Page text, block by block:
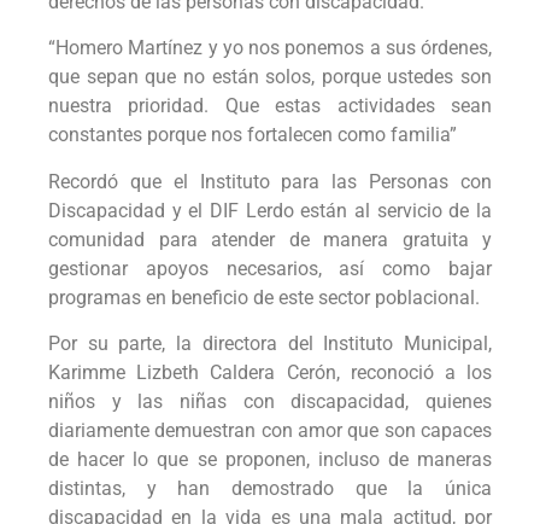
“Homero Martínez y yo nos ponemos a sus órdenes,
que sepan que no están solos, porque ustedes son
nuestra prioridad. Que estas actividades sean
constantes porque nos fortalecen como familia”
Recordó que el Instituto para las Personas con
Discapacidad y el DIF Lerdo están al servicio de la
comunidad para atender de manera gratuita y
gestionar apoyos necesarios, así como bajar
programas en beneficio de este sector poblacional.
Por su parte, la directora del Instituto Municipal,
Karimme Lizbeth Caldera Cerón, reconoció a los
niños y las niñas con discapacidad, quienes
diariamente demuestran con amor que son capaces
de hacer lo que se proponen, incluso de maneras
distintas, y han demostrado que la única
discapacidad en la vida es una mala actitud, por